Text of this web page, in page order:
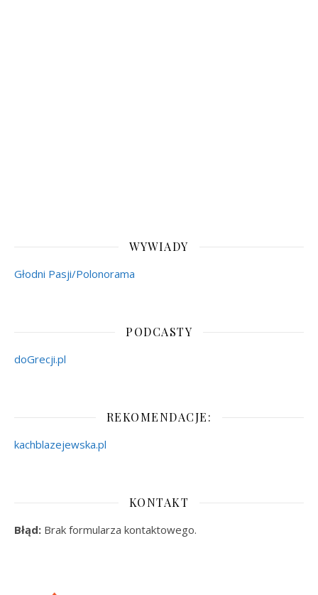
WYWIADY
Głodni Pasji/Polonorama
PODCASTY
doGrecji.pl
REKOMENDACJE:
kachblazejewska.pl
KONTAKT
Błąd: Brak formularza kontaktowego.